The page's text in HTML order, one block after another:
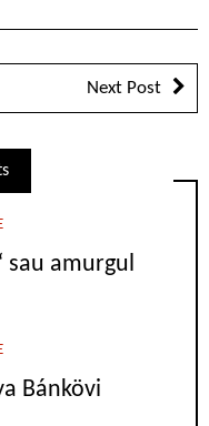
Next Post
sau amurgul
Bánkövi